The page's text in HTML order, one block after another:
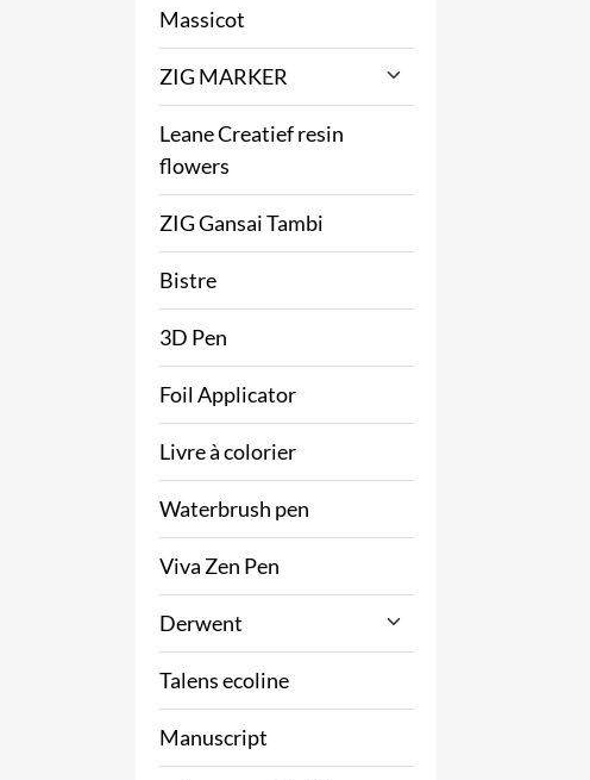
Massicot
ZIG MARKER
Leane Creatief resin
flowers
ZIG Gansai Tambi
Bistre
3D Pen
Foil Applicator
Livre à colorier
Waterbrush pen
Viva Zen Pen
Derwent
Talens ecoline
Manuscript